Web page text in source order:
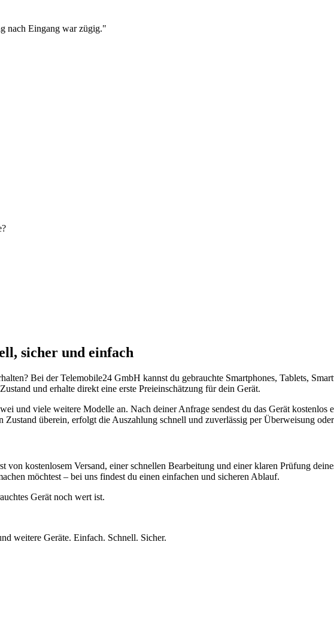
nach Eingang war zügig."
sicher und einfach
Bei der Telemobile24 GmbH kannst du gebrauchte Smartphones, Tablets,
und erhalte direkt eine erste Preieinschätzung für dein Gerät.
und viele weitere Modelle an. Nach deiner Anfrage sendest du das Gerät kostenlos
überein, erfolgt die Auszahlung schnell und zuverlässig per Überweisung
kostenlosem Versand, einer schnellen Bearbeitung und einer klaren Prüfung
möchtest – bei uns findest du einen einfachen und sicheren Ablauf.
Gerät noch wert ist.
weitere Geräte. Einfach. Schnell. Sicher.